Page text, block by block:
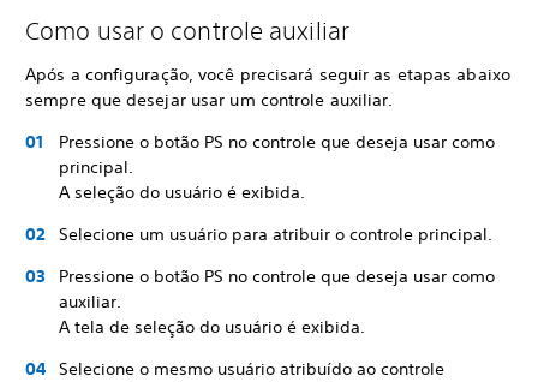
Como usar o controle auxiliar
Após a configuração, você precisará seguir as etapas abaixo
sempre que desejar usar um controle auxiliar.
Pressione o botão PS no controle que deseja usar como
principal.
A seleção do usuário é exibida.
Selecione um usuário para atribuir o controle principal.
Pressione o botão PS no controle que deseja usar como
auxiliar.
A tela de seleção do usuário é exibida.
Selecione o mesmo usuário atribuído ao controle